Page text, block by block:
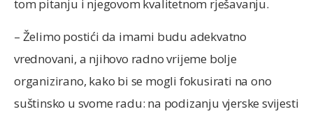
tom pitanju i njegovom kvalitetnom rješavanju.
– Želimo postići da imami budu adekvatno
vrednovani, a njihovo radno vrijeme bolje
organizirano, kako bi se mogli fokusirati na ono
suštinsko u svome radu: na podizanju vjerske svijesti